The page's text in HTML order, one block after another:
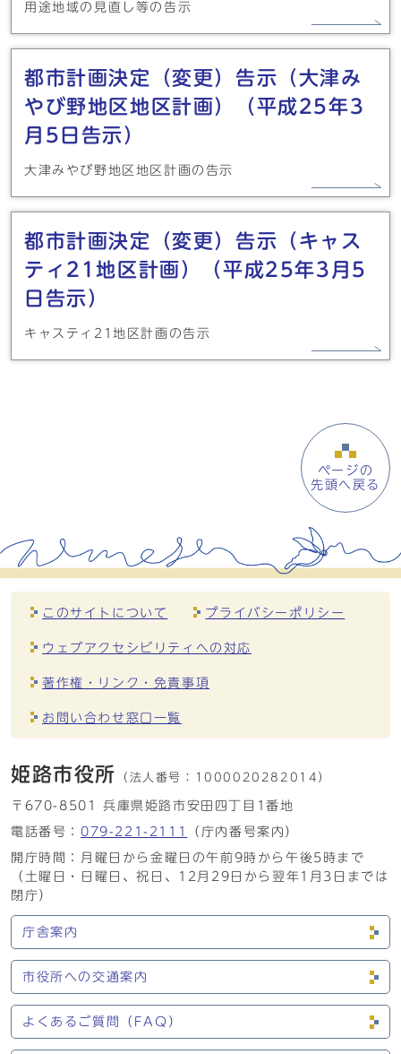
用途地域の見直し等の告示
都市計画決定（変更）告示（大津み
やび野地区地区計画）（平成25年3
月5日告示）
大津みやび野地区地区計画の告示
都市計画決定（変更）告示（キャス
ティ21地区計画）（平成25年3月5
日告示）
キャスティ21地区計画の告示
ページの
先頭へ戻る
このサイトについて プライバシーポリシー
ウェブアクセシビリティへの対応
著作権・リンク・免責事項
お問い合わせ窓口一覧
姫路市役所 （法人番号： 1000020282014）
〒670-8501 兵庫県姫路市安田四丁目1番地
電話番号： 079-221-2111
（庁内番号案内）
開庁時間：月曜日から金曜日の午前9時から午後5時まで
（土曜日・日曜日、祝日、12月29日から翌年1月3日までは
閉庁）
庁舎案内
市役所への交通案内
よくあるご質問（FAQ）